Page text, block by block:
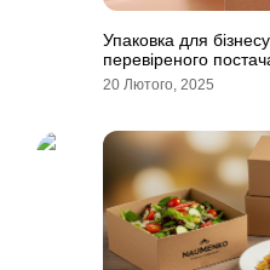
Упаковка для
перевіреного
20 Лютого, 2025